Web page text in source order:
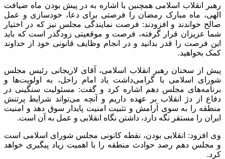
رهبر انقلاب اسلامی همچنین با اشاره به در پیش بودن ماه ضیافت
الهی، ماه مبارک رمضان را فرصتی برای دعا، خودسازی و عمل
صالح خواندند و افزودند: فرصت نمایندگی مجلس نیز که در اختیار
شما عزیزان قرار گرفته، فرصت و موقعیتی زودگذر است که باید
این فرصت را قدر بدانید و در انجام وظایف قانونی خود از خداوند
کمک بخواهید.
پیش از سخنان رهبر انقلاب اسلامی، آقای لاریجانی رئیس مجلس
شورای اسلامی با گرامی‌داشت یاد امام راحل، به اولویت‌ها و
برنامه‌های مجلس دهم اشاره کرد و گفت: مسئولیت سنگینی در
دفاع از دژ انقلاب بر عهده داریم و آنچه می‌تواند شرایط پرتنش
منطقه را به سوی آرامش و تثبیت امنیت پایدار سوق دهد و امنیت
ایران را مستقر نگه دارد، داشتن نگاه انقلابی و عمل به آن است.
وی افزود: انقلابی بودن، نقطه کانونی مجلس شورای اسلامی است
و مجلس دهم رصد حوادث منطقه را با اهمیت زیاد پیگیری خواهد
کرد.